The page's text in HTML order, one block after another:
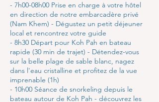
- 7h00-08h00 Prise en charge à votre hôtel
en direction de notre embarcadère privé
(Nam Khem) - Dégustez un petit déjeuner
local et rencontrez votre guide
- 8h30 Départ pour Koh Pah en bateau
rapide (30 min de trajet) - Détendez-vous
sur la belle plage de sable blanc, nagez
dans l'eau cristalline et profitez de la vue
imprenable (1h)
- 10h00 Séance de snorkeling depuis le
bateau autour de Koh Pah - découvrez les